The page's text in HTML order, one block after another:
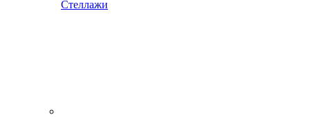
Стеллажи